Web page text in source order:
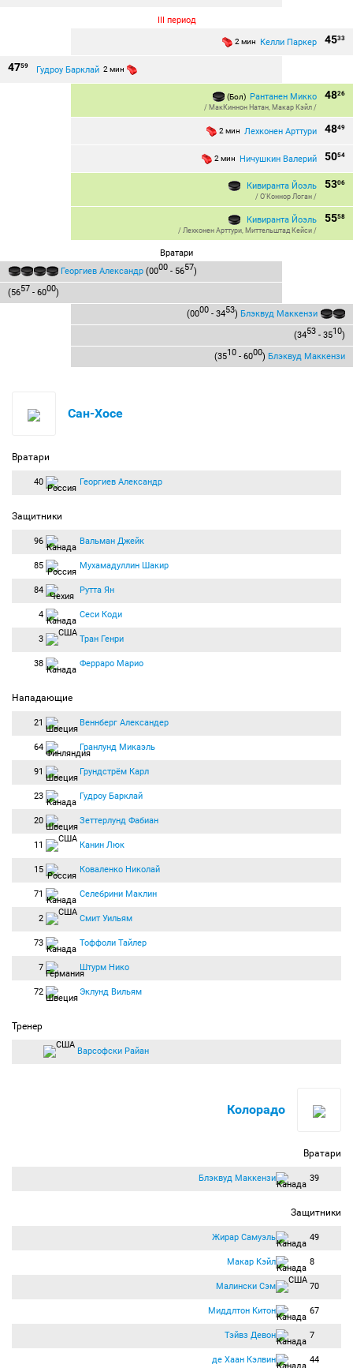
III период
4533
2 мин Келли Паркер
4759 Гудроу Барклай 2 мин
4826
(Бол) Рантанен Микко
/ МакКиннон Натан, Макар Кэйл /
4849
2 мин Лехконен Арттури
5054
2 мин Ничушкин Валерий
5306
Кивиранта Йоэль
/ О'Коннор Логан /
5558
Кивиранта Йоэль
/ Лехконен Арттури, Миттельштад Кейси /
Вратари
Георгиев Александр (0000 - 5657)
(5657 - 6000)
(0000 - 3453) Блэквуд Маккензи
(3453 - 3510)
(3510 - 6000) Блэквуд Маккензи
Сан-Хосе
Вратари
40 Георгиев Александр
Защитники
96 Вальман Джейк
85 Мухамадуллин Шакир
84 Рутта Ян
4 Сеси Коди
3 Тран Генри
38 Ферраро Марио
Нападающие
21 Веннберг Александер
64 Гранлунд Микаэль
91 Грундстрём Карл
23 Гудроу Барклай
20 Зеттерлунд Фабиан
11 Канин Люк
15 Коваленко Николай
71 Селебрини Маклин
2 Смит Уильям
73 Тоффоли Тайлер
7 Штурм Нико
72 Эклунд Вильям
Тренер
Варсофски Райан
Колорадо
Вратари
Блэквуд Маккензи 39
Защитники
Жирар Самуэль 49
Макар Кэйл 8
Малински Сэм 70
Миддлтон Китон 67
Тэйвз Девон 7
де Хаан Кэлвин 44